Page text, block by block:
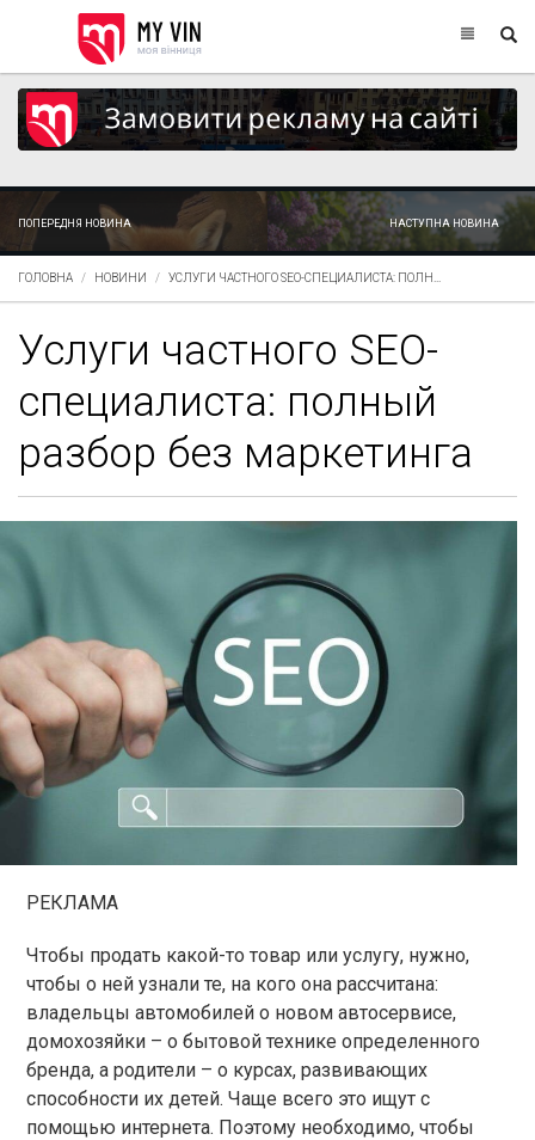
ПОПЕРЕДНЯ НОВИНА НАСТУПНА НОВИНА
ГОЛОВНА НОВИНИ УСЛУГИ ЧАСТНОГО SEO-СПЕЦИАЛИСТА: ПОЛН...
Услуги частного SEO-
специалиста: полный
разбор без маркетинга
РЕКЛАМА
Чтобы продать какой-то товар или услугу, нужно,
чтобы о ней узнали те, на кого она рассчитана:
владельцы автомобилей о новом автосервисе,
домохозяйки – о бытовой технике определенного
бренда, а родители – о курсах, развивающих
способности их детей. Чаще всего это ищут с
помощью интернета. Поэтому необходимо, чтобы